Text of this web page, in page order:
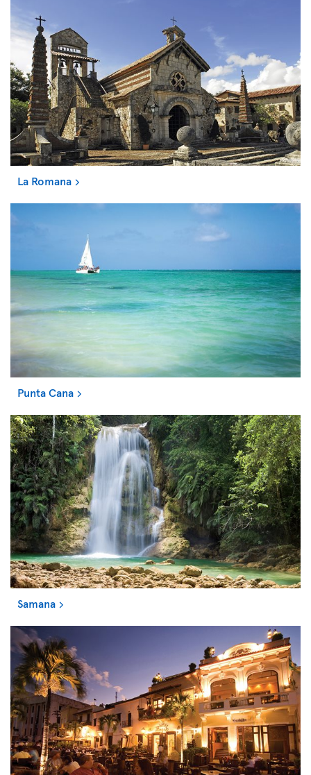
La Romana
Punta Cana
Samana